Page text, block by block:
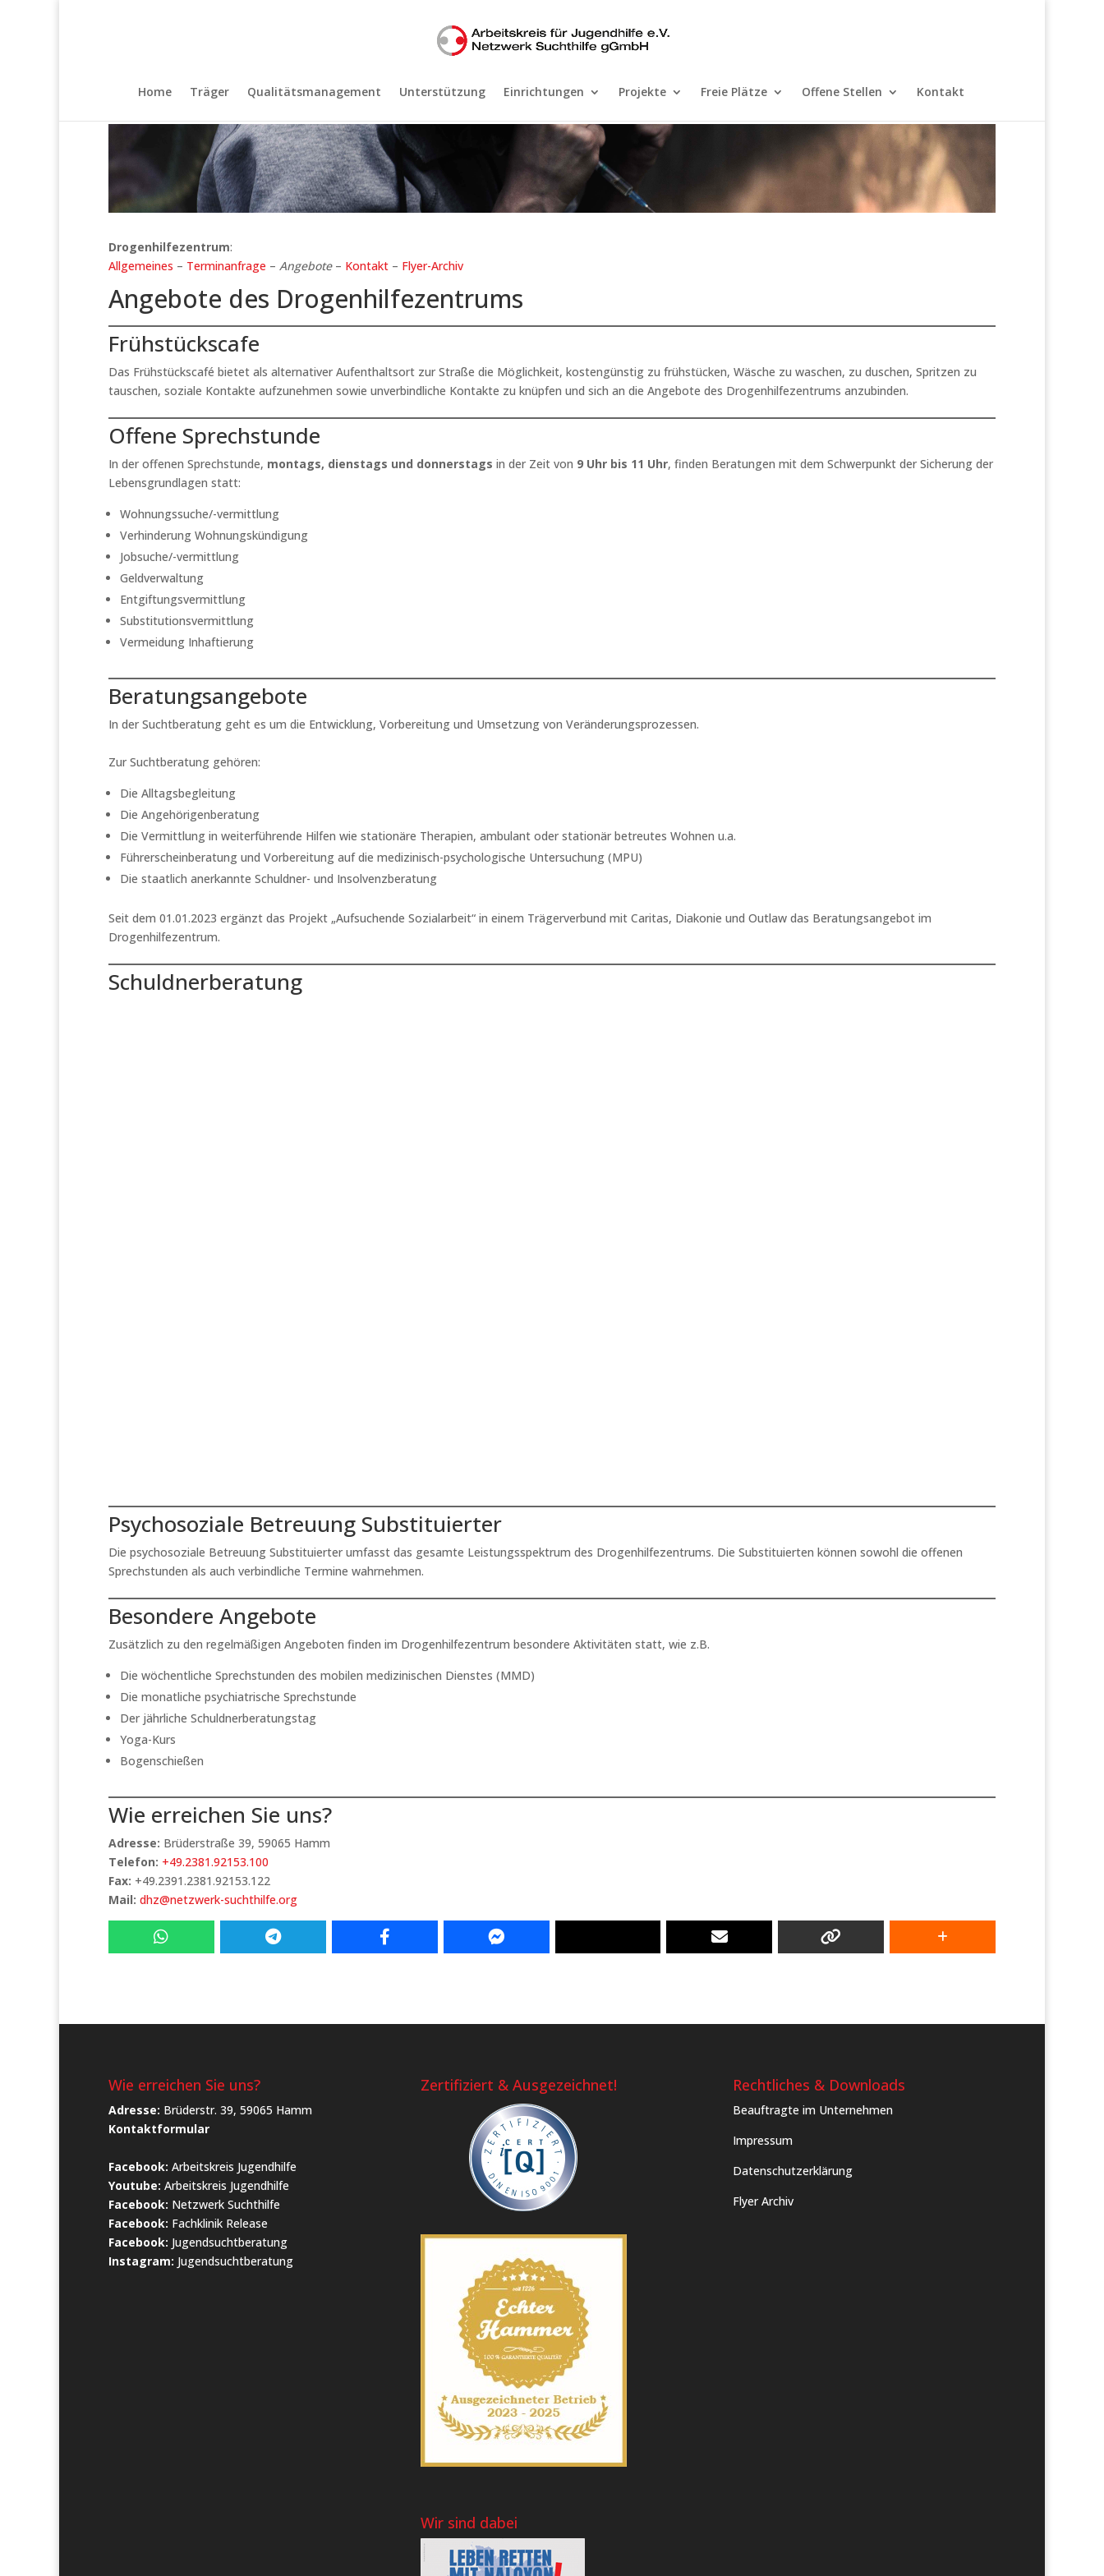
Home Träger Qualitätsmanagement Unterstützung Einrichtungen Projekte Freie Plätze Offene Stellen Kontakt
Drogenhilfezentrum:
Allgemeines – Terminanfrage – Angebote– Kontakt – Flyer-Archiv
Angebote des Drogenhilfezentrums
Frühstückscafe
Das Frühstückscafé bietet als alternativer Aufenthaltsort zur Straße die Möglichkeit, kostengünstig zu frühstücken, Wäsche zu waschen, zu duschen, Spritzen zu
tauschen, soziale Kontakte aufzunehmen sowie unverbindliche Kontakte zu knüpfen und sich an die Angebote des Drogenhilfezentrums anzubinden.
Offene Sprechstunde
In der offenen Sprechstunde, montags, dienstags und donnerstags in der Zeit von 9 Uhr bis 11 Uhr, finden Beratungen mit dem Schwerpunkt der Sicherung der
Lebensgrundlagen statt:
Wohnungssuche/-vermittlung
Verhinderung Wohnungskündigung
Jobsuche/-vermittlung
Geldverwaltung
Entgiftungsvermittlung
Substitutionsvermittlung
Vermeidung Inhaftierung
Beratungsangebote
In der Suchtberatung geht es um die Entwicklung, Vorbereitung und Umsetzung von Veränderungsprozessen.
Zur Suchtberatung gehören:
Die Alltagsbegleitung
Die Angehörigenberatung
Die Vermittlung in weiterführende Hilfen wie stationäre Therapien, ambulant oder stationär betreutes Wohnen u.a.
Führerscheinberatung und Vorbereitung auf die medizinisch-psychologische Untersuchung (MPU)
Die staatlich anerkannte Schuldner- und Insolvenzberatung
Seit dem 01.01.2023 ergänzt das Projekt „Aufsuchende Sozialarbeit“ in einem Trägerverbund mit Caritas, Diakonie und Outlaw das Beratungsangebot im
Drogenhilfezentrum.
Schuldnerberatung
Psychosoziale Betreuung Substituierter
Die psychosoziale Betreuung Substituierter umfasst das gesamte Leistungsspektrum des Drogenhilfezentrums. Die Substituierten können sowohl die offenen
Sprechstunden als auch verbindliche Termine wahrnehmen.
Besondere Angebote
Zusätzlich zu den regelmäßigen Angeboten finden im Drogenhilfezentrum besondere Aktivitäten statt, wie z.B.
Die wöchentliche Sprechstunden des mobilen medizinischen Dienstes (MMD)
Die monatliche psychiatrische Sprechstunde
Der jährliche Schuldnerberatungstag
Yoga-Kurs
Bogenschießen
Wie erreichen Sie uns?
Adresse: Brüderstraße 39, 59065 Hamm
Telefon: +49.2381.92153.100
Fax: +49.2391.2381.92153.122
Mail: dhz@netzwerk-suchthilfe.org
Wie erreichen Sie uns?
Adresse: Brüderstr. 39, 59065 Hamm
Kontaktformular
Facebook: Arbeitskreis Jugendhilfe
Youtube: Arbeitskreis Jugendhilfe
Facebook: Netzwerk Suchthilfe
Facebook: Fachklinik Release
Facebook: Jugendsuchtberatung
Instagram: Jugendsuchtberatung
Zertifiziert & Ausgezeichnet!
Wir sind dabei
Rechtliches & Downloads
Beauftragte im Unternehmen
Impressum
Datenschutzerklärung
Flyer Archiv